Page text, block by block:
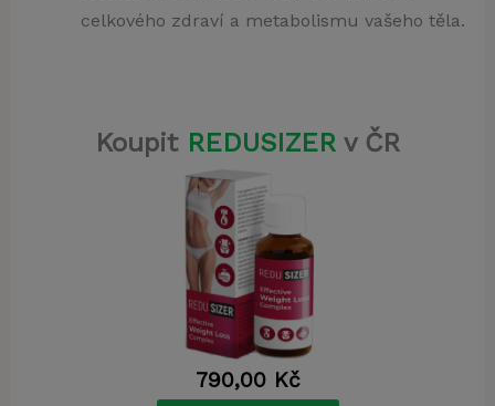
celkového zdraví a metabolismu vašeho těla.
Koupit REDUSIZER v ČR
790,00 Kč